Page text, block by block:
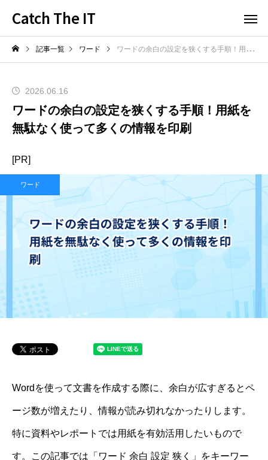
Catch The IT
記事一覧 ワード ワードの余白の設定を狭くする手順！用紙を無駄なく使って多くの情報を印刷
2026.06.16
ワードの余白の設定を狭くする手順！用紙を
無駄なく使って多くの情報を印刷
[PR]
ワード
Wordを使って文書を作成する際に、余白が広すぎるとペ
ージ数が増えたり、情報が読み切れなかったりします。
特に資料やレポートでは用紙を有効活用したいもので
す。この記事では「ワード 余白 設定 狭く」をキーワー